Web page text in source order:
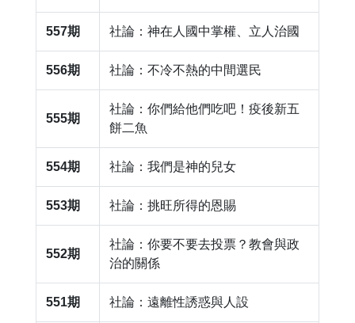
557期 社論：神在人國中掌權、立人治國
556期 社論：不冷不熱的中間選民
555期
社論：你們給他們吃吧！疫後新五
餅二魚
554期 社論：我們是神的兒女
553期 社論：挑旺所得的恩賜
552期
社論：你要不要去投票？教會與政
治的關係
551期 社論：遠離性誘惑與人設